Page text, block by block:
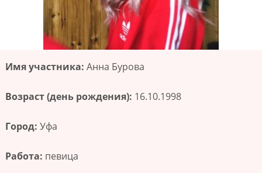
Имя участника: Анна Бурова
Возраст (день рождения): 16.10.1998
Город: Уфа
Работа: певица